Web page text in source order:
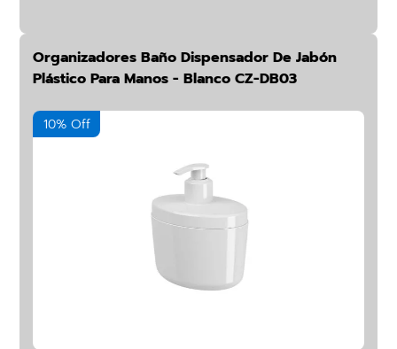
Organizadores Baño Dispensador De Jabón
Plástico Para Manos - Blanco CZ-DB03
10% Off